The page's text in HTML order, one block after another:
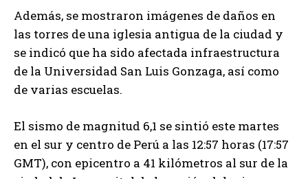
Además, se mostraron imágenes de daños en
las torres de una iglesia antigua de la ciudad y
se indicó que ha sido afectada infraestructura
de la Universidad San Luis Gonzaga, así como
de varias escuelas.
El sismo de magnitud 6,1 se sintió este martes
en el sur y centro de Perú a las 12:57 horas (17:57
GMT), con epicentro a 41 kilómetros al sur de la